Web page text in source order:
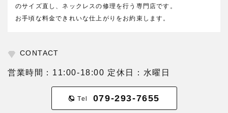
のサイズ直し、ネックレスの修理を行う専門店です。
お手頃な料金できれいな仕上がりをお約束します。
CONTACT
営業時間：11:00-18:00 定休日：水曜日
Tel 079-293-7655